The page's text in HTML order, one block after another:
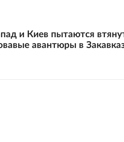
и Киев пытаются
авантюры в